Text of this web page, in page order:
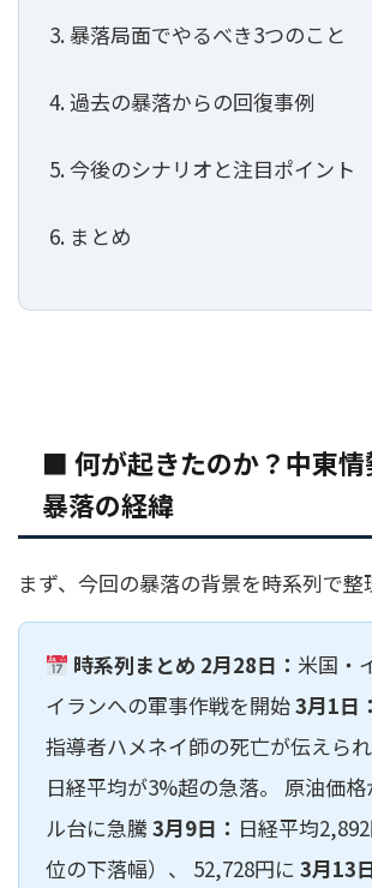
3. 暴落局面でやるべき3つのこと
4. 過去の暴落からの回復事例
5. 今後のシナリオと注目ポイント
6. まとめ
■ 何が起きたのか？中東情
暴落の経緯
まず、今回の暴落の背景を時系列で整
時系列まとめ 2月28日：米国・
イランへの軍事作戦を開始3月1日：
指導者ハメネイ師の死亡が伝えら
日経平均が3%超の急落。 原油価格
ル台に急騰3月9日： 日経平均
位の下落幅）、 52,728円に 3月13